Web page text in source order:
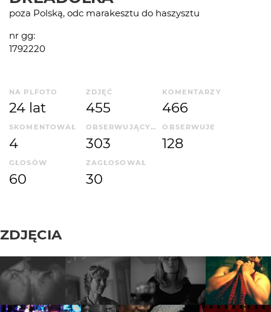
poza Polską, odc marakesztu do haszysztu
nr gg:
1792220
NA PLFOTO
24 lat
ZDJĘĆ
455
KOMENTARZY
466
SKOMENTOWAŁ
4
OBSERWUJĄCYCH
303
OBSERWUJE
128
GŁOSÓW
60
ZAGŁOSOWAŁ
30
ZDJĘCIA